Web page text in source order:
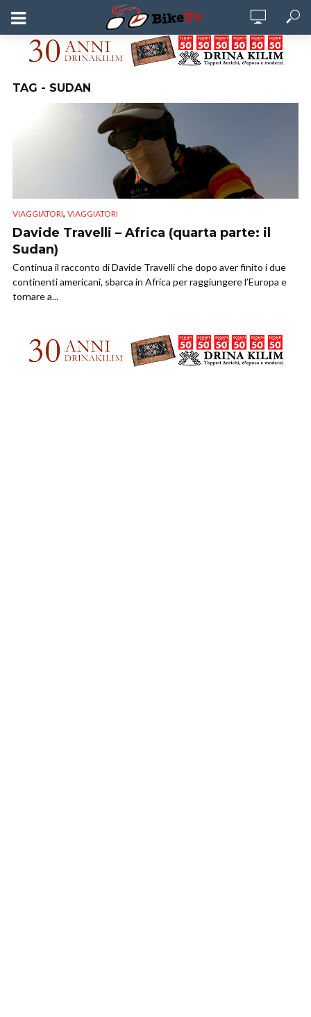
TAG - SUDAN
VIAGGIATORI, VIAGGIATORI
Davide Travelli – Africa (quarta parte: il
Sudan)
Continua il racconto di Davide Travelli che dopo aver finito i due
continenti americani, sbarca in Africa per raggiungere l’Europa e
tornare a...